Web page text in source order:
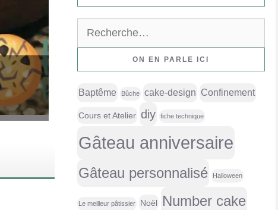
ON EN PARLE ICI
Baptême Bûche cake-design Confinement
Cours et Atelier diy fiche technique
Gâteau anniversaire
Gâteau personnalisé Halloween
Le meilleur pâtissier Noël Number cake